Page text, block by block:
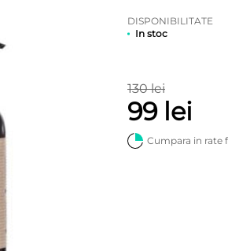
DISPONIBILITATE
In stoc
130 lei
99 lei
Cumpara in rate